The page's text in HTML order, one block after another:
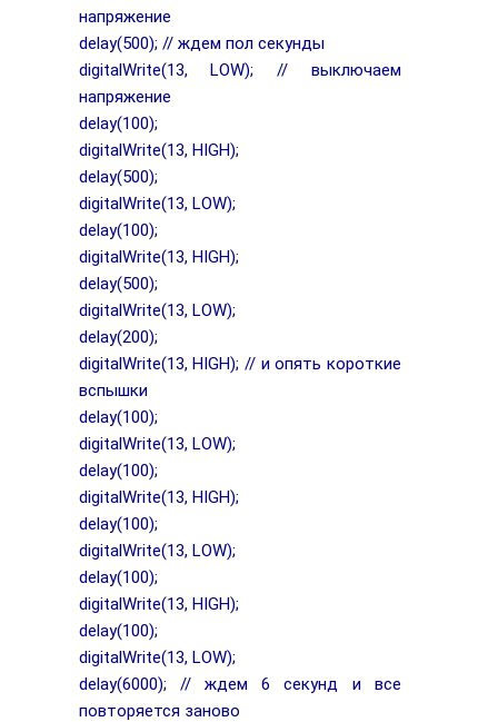
напряжение
delay(500); // ждем пол секунды
digitalWrite(13, LOW); // выключаем
напряжение
delay(100);
digitalWrite(13, HIGH);
delay(500);
digitalWrite(13, LOW);
delay(100);
digitalWrite(13, HIGH);
delay(500);
digitalWrite(13, LOW);
delay(200);
digitalWrite(13, HIGH); // и опять короткие
вспышки
delay(100);
digitalWrite(13, LOW);
delay(100);
digitalWrite(13, HIGH);
delay(100);
digitalWrite(13, LOW);
delay(100);
digitalWrite(13, HIGH);
delay(100);
digitalWrite(13, LOW);
delay(6000); // ждем 6 секунд и все
повторяется заново